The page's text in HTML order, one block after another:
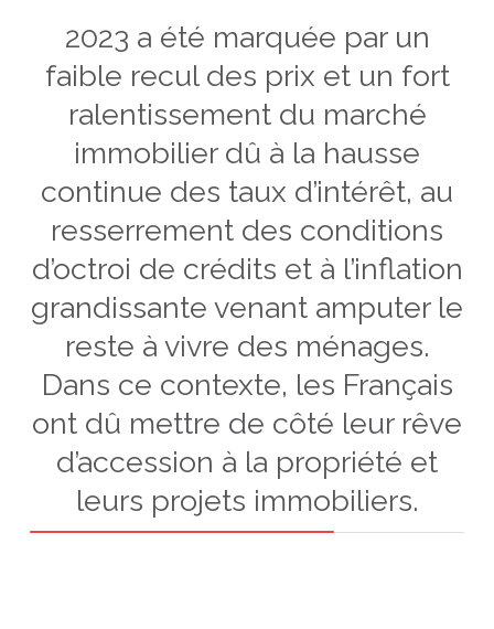
2023 a été marquée par un
faible recul des prix et un fort
ralentissement du marché
immobilier dû à la hausse
continue des taux d’intérêt, au
resserrement des conditions
d’octroi de crédits et à l’inflation
grandissante venant amputer le
reste à vivre des ménages.
Dans ce contexte, les Français
ont dû mettre de côté leur rêve
d’accession à la propriété et
leurs projets immobiliers.